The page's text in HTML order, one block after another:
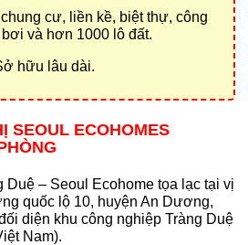
cư, liền kề, biệt thự, công
và hơn 1000 lô đất.
hữu lâu dài.
SEOUL ECOHOMES
Duệ – Seoul Ecohome tọa lạc tại vị
quốc lộ 10, huyện An Dương,
diện khu công nghiệp Tràng Duệ
Nam).